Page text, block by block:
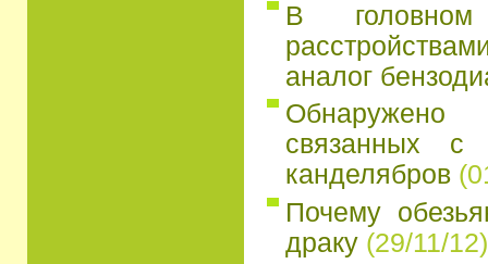
В
аналог
связанных с
канделябров
Почему
драку (29/11/12)